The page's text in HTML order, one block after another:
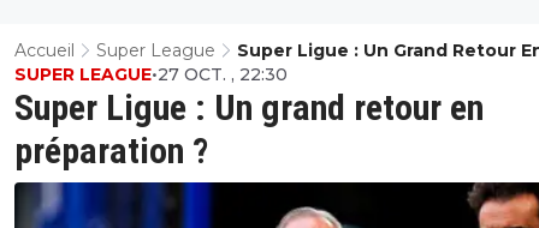
Accueil Super League
Super Ligue : Un Grand Retour
Préparation ?
Super Ligue : Un grand retour en
préparation ?
SUPER LEAGUE•27 OCT. , 22:30